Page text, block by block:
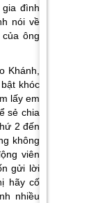
đình
nói về
ông
Khánh,
khóc
lấy em
sẻ chia
2 đến
không
viên
gửi lời
hãy cố
nhiều